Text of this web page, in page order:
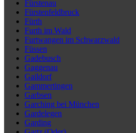
Fürstenau
Fürstenfeldbruck
Fürth
Furth im Wald
Furtwangen im Schwarzwald
Füssen
Gadebusch
Gaggenau
Gaildorf
Gammertingen
Garbsen
Garching bei München
Gardelegen
Garding